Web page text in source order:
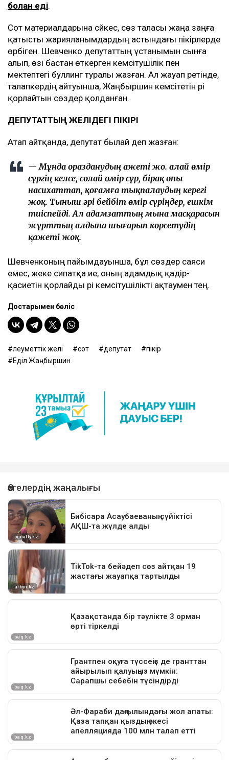
болған еді.
Сот материалдарына сәйкес, сөз таласы жаңа заңға
қатысты жарияланымдардың астындағы пікірлерде
өрбіген. Шевченко депутаттың ұстанымын сынға
алып, өзі бастан өткерген кемсітушілік пен
мектептегі буллинг туралы жазған. Ал жауап ретінде,
талапкердің айтуынша, Жаңбыршин кемсітетін әрі
қорлайтын сөздер қолданған.
ДЕПУТАТТЫҢ ЖЕЛІДЕГІ ПІКІРІ
Атап айтқанда, депутат былай деп жазған:
— Мұнда қоразданудың қажеті жоқ. Қалай өмір
сүргің келсе, солай өмір сүр, бірақ оны
насихаттап, қоғамға тықпалаудың керегі
жоқ. Тыныш әрі бейбіт өмір сүріңдер, ешкім
тиіспейді. Ал адамзаттың мына масқарасын
жұрттың алдына шығарып көрсетудің
қажеті жоқ.
Шевченконың пайымдауынша, бұл сөздер саяси
емес, жеке сипатқа ие, оның адамдық қадір-
қасиетін қорлайды әрі кемсітушілікті ақтаумен тең.
Достарыңмен бөліс
әлеуметтік желі сот депутат
пікір
Еділ Жаңбыршин